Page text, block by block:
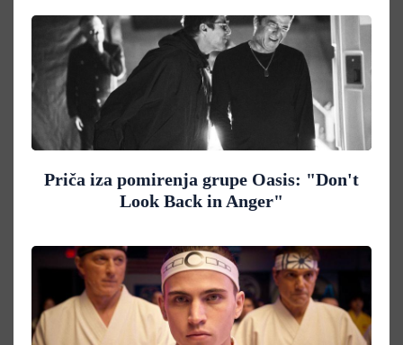
Priča iza pomirenja grupe Oasis: "Don't
Look Back in Anger"